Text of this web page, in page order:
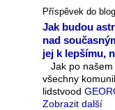
Příspěvek do
Jak budou
nad
jej k lepšímu,
Jak po našem
všechny
lidstvood
Zobrazit další